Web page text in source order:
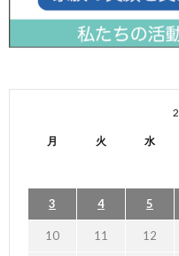
月 火 水
3 4 5
10 11 12